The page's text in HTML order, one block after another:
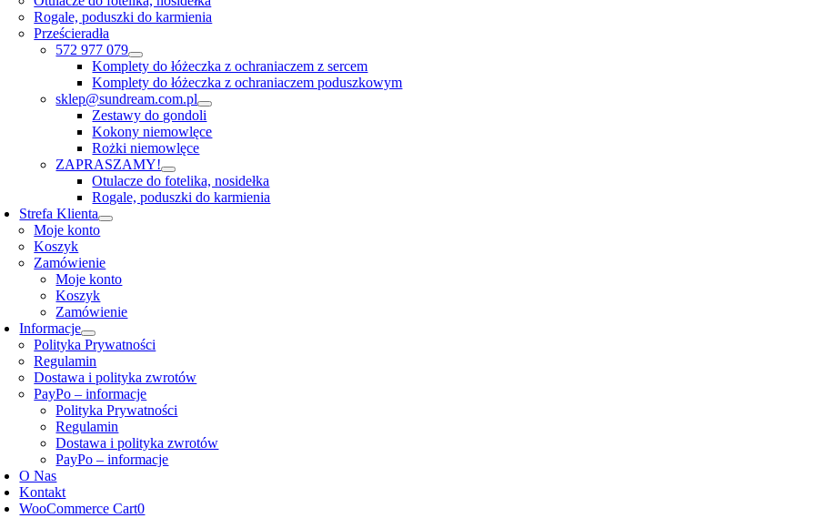
Rogale, poduszki do karmienia
Prześcieradła
572 977 079
Komplety do łóżeczka z ochraniaczem z sercem
Komplety do łóżeczka z ochraniaczem poduszkowym
sklep@sundream.com.pl
Zestawy do gondoli
Kokony niemowlęce
Rożki niemowlęce
ZAPRASZAMY!
Otulacze do fotelika, nosidełka
Rogale, poduszki do karmienia
Strefa Klienta
Moje konto
Koszyk
Zamówienie
Moje konto
Koszyk
Zamówienie
Informacje
Polityka Prywatności
Regulamin
Dostawa i polityka zwrotów
PayPo – informacje
Polityka Prywatności
Regulamin
Dostawa i polityka zwrotów
PayPo – informacje
O Nas
Kontakt
WooCommerce Cart0